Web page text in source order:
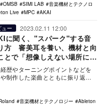
OMSB SIMI LAB
音楽機材とテクノロ
Live MPC AKAI
ー 2023.02.11 12:00
に聞く、"スパーク"する音
方 審美耳を養い、機材と向
とで「想像しえない場所に連
てくれる」
歴やターニングポイントなどを
制作した楽曲とともに振り返る
ー…
音楽機材とテクノロジー
Ableton